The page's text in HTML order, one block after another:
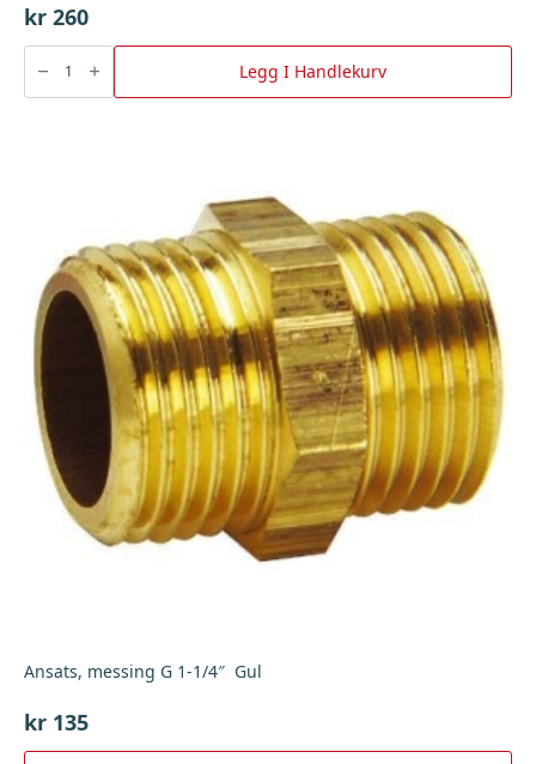
kr 260
Bjørkerens
Håndrens
450
Legg I Handlekurv
Ansats, messing G 1-1/4″ Gul
kr 135